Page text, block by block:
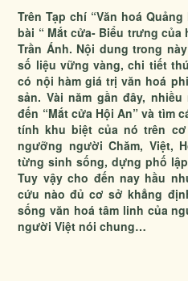
Trên Tạp chí “Văn hoá
bài “ Mắt cửa- Biểu trưng của
Trần Ánh. Nội dung trong
số liệu vững vàng, chi tiết
có nội hàm giá trị văn hoá
sản. Vài năm gần đây,
đến “Mắt cửa Hội An” và tìm
tính khu biệt của nó trên
ngưỡng người Chăm, Việt,
từng sinh sống, dựng phố
Tuy vậy cho đến nay hầu
cứu nào đủ cơ sở khẳng
sống văn hoá tâm linh của
người Việt nói chung…